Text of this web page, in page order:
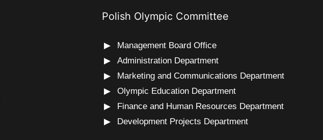
Polish Olympic Committee
Management Board Office
Administration Department
Marketing and Communications Department
Olympic Education Department
Finance and Human Resources Department
Development Projects Department